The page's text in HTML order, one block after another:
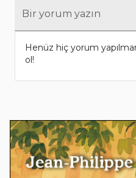
Bir yorum yazın
Henüz hiç yorum
ol!